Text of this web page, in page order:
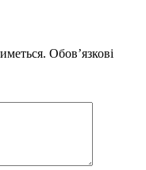
Обов’язкові